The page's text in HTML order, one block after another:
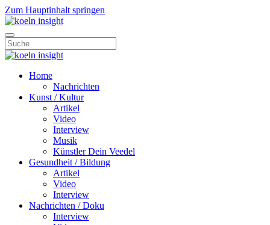
Zum Hauptinhalt springen
Home
Nachrichten
Kunst / Kultur
Artikel
Video
Interview
Musik
Künstler Dein Veedel
Gesundheit / Bildung
Artikel
Video
Interview
Nachrichten / Doku
Interview